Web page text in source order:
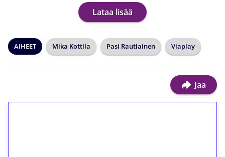
Lataa lisää
AIHEET Mika Kottila Pasi Rautiainen Viaplay
Jaa